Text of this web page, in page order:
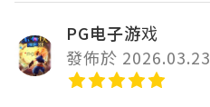
PG电子游戏
發佈於 2026.03.23